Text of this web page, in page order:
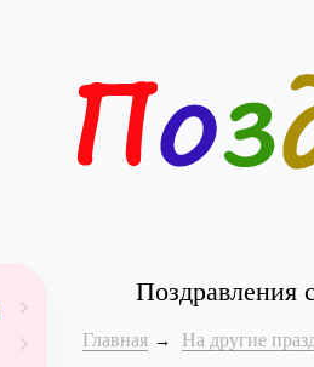
Поздравления
Главная На другие